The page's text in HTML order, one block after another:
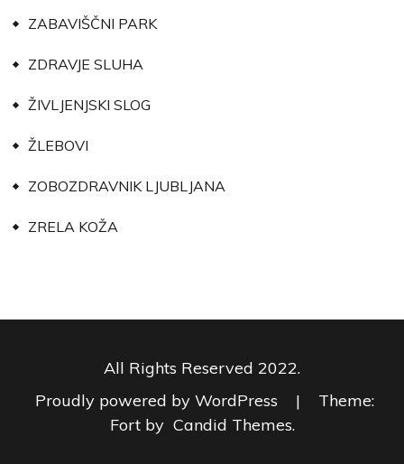
ZABAVIŠČNI PARK
ZDRAVJE SLUHA
ŽIVLJENJSKI SLOG
ŽLEBOVI
ZOBOZDRAVNIK LJUBLJANA
ZRELA KOŽA
All Rights Reserved 2022.
Proudly powered by WordPress
|
Theme:
Fort by Candid Themes.